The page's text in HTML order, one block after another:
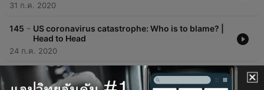
31 ก.ค. 2020
145 - US coronavirus catastrophe: Who is to blame? |
Head to Head
24 ก.ค. 2020
Blackwater's Erik Prince: Iraq, privatising wars,
and Trump | Head to Head